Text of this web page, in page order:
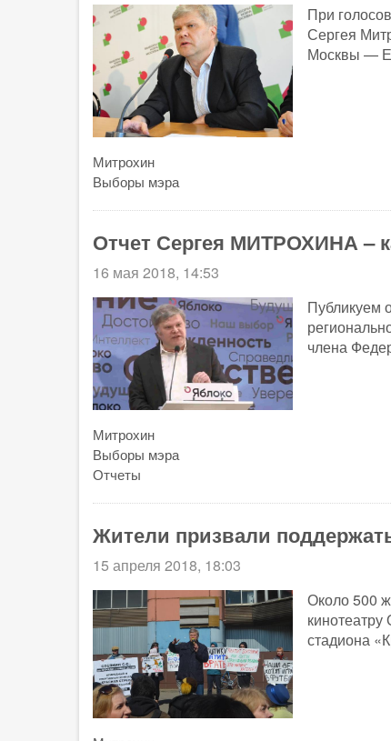
При
Сергея
Москвы —
Митрохин
Выборы мэра
Отчет Сергея МИТРОХИНА –
16 мая 2018, 14:53
Публикуем
члена
Митрохин
Выборы мэра
Отчеты
Жители призвали
15 апреля 2018, 18:03
Около 500
стадиона